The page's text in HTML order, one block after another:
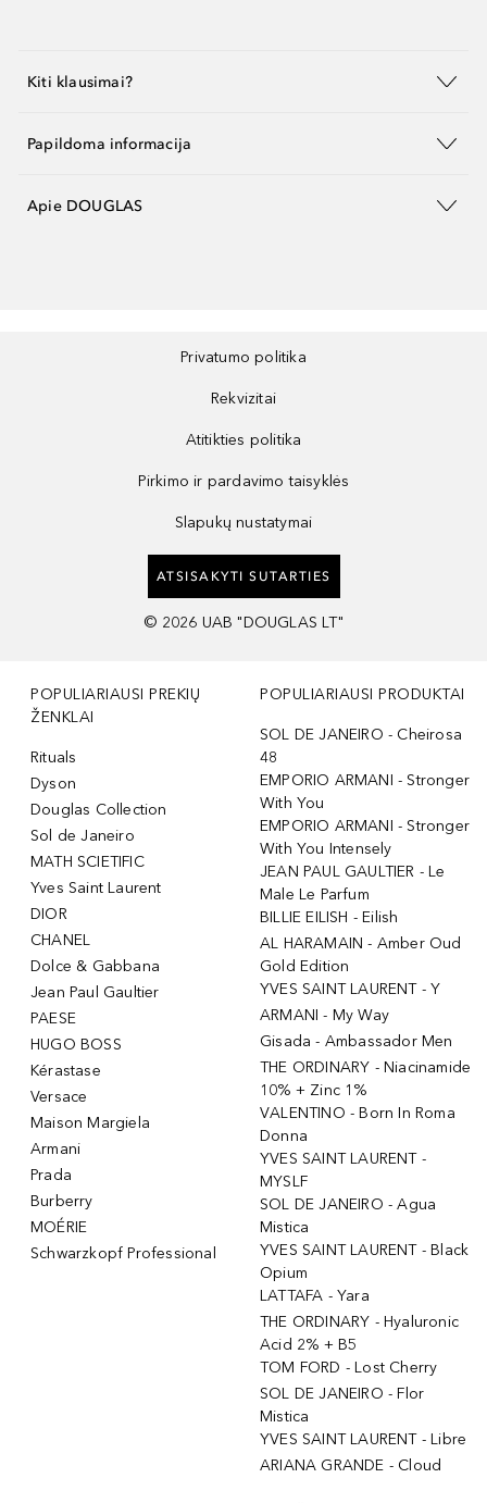
Kiti klausimai?
Papildoma informacija
Apie DOUGLAS
Privatumo politika
Rekvizitai
Atitikties politika
Pirkimo ir pardavimo taisyklės
Slapukų nustatymai
ATSISAKYTI SUTARTIES
© 2026 UAB "DOUGLAS LT"
POPULIARIAUSI PREKIŲ
ŽENKLAI
Rituals
Dyson
Douglas Collection
Sol de Janeiro
MATH SCIETIFIC
Yves Saint Laurent
DIOR
CHANEL
Dolce & Gabbana
Jean Paul Gaultier
PAESE
HUGO BOSS
Kérastase
Versace
Maison Margiela
Armani
Prada
Burberry
MOÉRIE
Schwarzkopf Professional
POPULIARIAUSI PRODUKTAI
SOL DE JANEIRO - Cheirosa
48
EMPORIO ARMANI - Stronger
With You
EMPORIO ARMANI - Stronger
With You Intensely
JEAN PAUL GAULTIER - Le
Male Le Parfum
BILLIE EILISH - Eilish
AL HARAMAIN - Amber Oud
Gold Edition
YVES SAINT LAURENT - Y
ARMANI - My Way
Gisada - Ambassador Men
THE ORDINARY - Niacinamide
10% + Zinc 1%
VALENTINO - Born In Roma
Donna
YVES SAINT LAURENT -
MYSLF
SOL DE JANEIRO - Agua
Mistica
YVES SAINT LAURENT - Black
Opium
LATTAFA - Yara
THE ORDINARY - Hyaluronic
Acid 2% + B5
TOM FORD - Lost Cherry
SOL DE JANEIRO - Flor
Mistica
YVES SAINT LAURENT - Libre
ARIANA GRANDE - Cloud